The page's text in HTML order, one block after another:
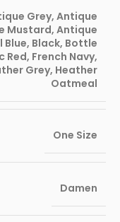
Grey, Antique
Mustard, Antique
Blue, Black, Bottle
Red, French Navy,
Grey, Heather
Oatmeal
One Size
Damen